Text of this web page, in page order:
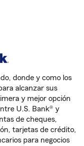
donde y como los
alcanzar sus
y mejor opción
U.S. Bank® y
de cheques,
tarjetas de crédito,
para negocios